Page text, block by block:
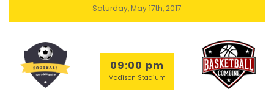
Saturday, May 17th, 2017
09:00 pm
Madison Stadium